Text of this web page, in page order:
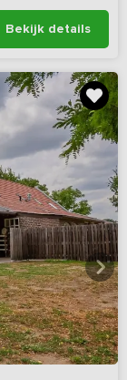
Bekijk details